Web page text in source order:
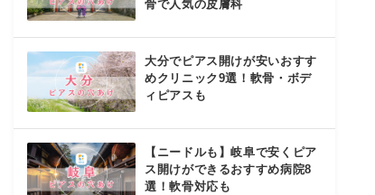
骨で人気の皮膚科
大分でピアス開けが安いおすす
めクリニック9選！軟骨・ボデ
ィピアスも
【ニードルも】岐阜で安くピア
ス開けができるおすすめ病院8
選！軟骨対応も